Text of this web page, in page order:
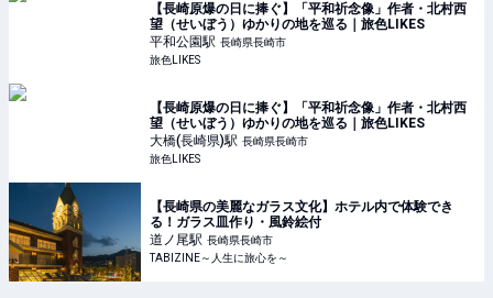
【長崎原爆の日に捧ぐ】「平和祈念像」作者・北村西
望（せいぼう）ゆかりの地を巡る｜旅色LIKES
平和公園駅 長崎県長崎市
旅色LIKES
【長崎原爆の日に捧ぐ】「平和祈念像」作者・北村西
望（せいぼう）ゆかりの地を巡る｜旅色LIKES
大橋(長崎県)駅 長崎県長崎市
旅色LIKES
【長崎県の美麗なガラス文化】ホテル内で体験でき
る！ガラス皿作り・風鈴絵付
道ノ尾駅 長崎県長崎市
TABIZINE～人生に旅心を～